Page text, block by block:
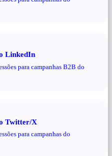
LinkedIn
para campanhas B2B do
Twitter/X
para campanhas do